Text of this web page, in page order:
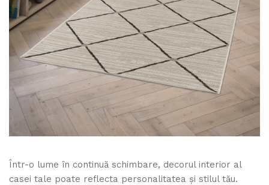
Într-o lume în continuă schimbare, decorul interior al
casei tale poate reflecta personalitatea și stilul tău.